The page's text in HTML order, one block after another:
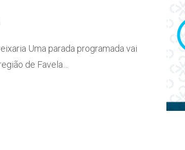
Uma parada programada vai
de Favela…